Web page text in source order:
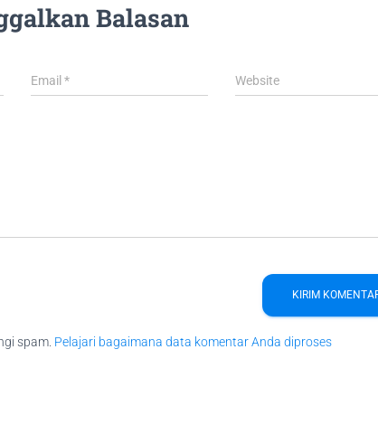
Balasan
Email* Website
spam. Pelajari bagaimana data komentar Anda diproses